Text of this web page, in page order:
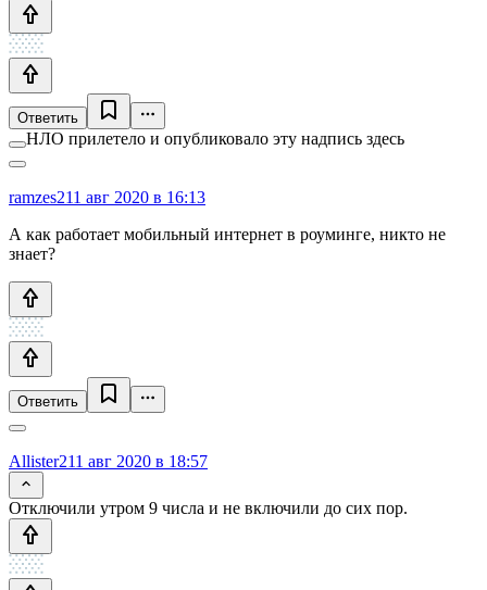
Ответить
НЛО прилетело и опубликовало эту надпись здесь
ramzes211 авг 2020 в 16:13
А как работает мобильный интернет в роуминге, никто не
знает?
Ответить
Allister211 авг 2020 в 18:57
Отключили утром 9 числа и не включили до сих пор.